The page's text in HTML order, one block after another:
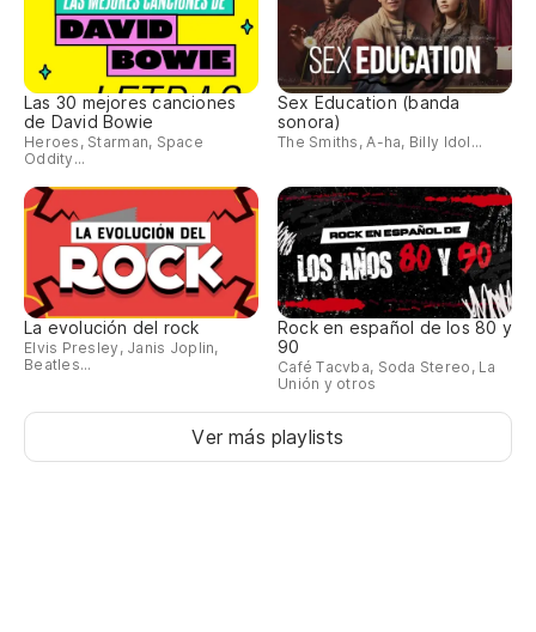
Las 30 mejores canciones
de David Bowie
Heroes, Starman, Space
Oddity...
Sex Education (banda
sonora)
The Smiths, A-ha, Billy Idol...
La evolución del rock
Elvis Presley, Janis Joplin,
Beatles...
Rock en español de los 80 y
90
Café Tacvba, Soda Stereo, La
Unión y otros
Ver más playlists